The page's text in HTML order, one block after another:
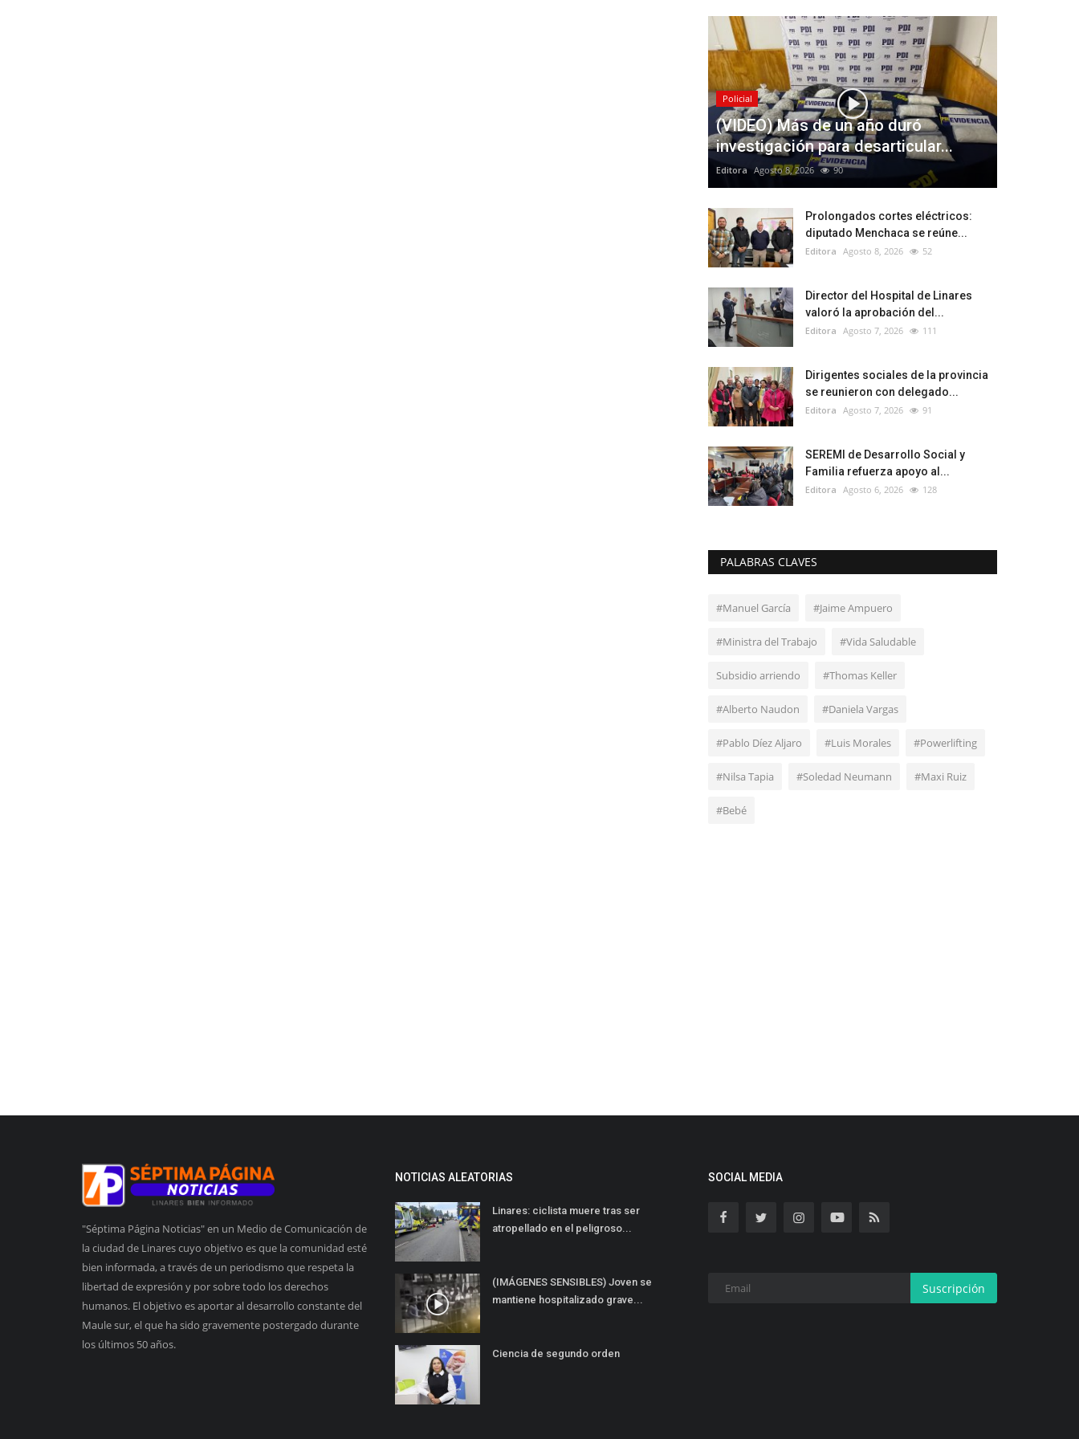
Policial
(VIDEO) Más de un año duró
investigación para desarticular...
Editora Agosto 8, 2026 90
Prolongados cortes eléctricos:
diputado Menchaca se reúne...
Editora Agosto 8, 2026 52
Director del Hospital de Linares
valoró la aprobación del...
Editora Agosto 7, 2026 111
Dirigentes sociales de la provincia
se reunieron con delegado...
Editora Agosto 7, 2026 91
SEREMI de Desarrollo Social y
Familia refuerza apoyo al...
Editora Agosto 6, 2026 128
PALABRAS CLAVES
#Manuel García #Jaime Ampuero
#Ministra del Trabajo #Vida Saludable
Subsidio arriendo #Thomas Keller
#Alberto Naudon #Daniela Vargas
#Pablo Díez Aljaro #Luis Morales #Powerlifting
#Nilsa Tapia #Soledad Neumann #Maxi Ruiz
#Bebé
"Séptima Página Noticias" en un Medio de Comunicación de
la ciudad de Linares cuyo objetivo es que la comunidad esté
bien informada, a través de un periodismo que respeta la
libertad de expresión y por sobre todo los derechos
humanos. El objetivo es aportar al desarrollo constante del
Maule sur, el que ha sido gravemente postergado durante
los últimos 50 años.
NOTICIAS ALEATORIAS
Linares: ciclista muere tras ser
atropellado en el peligroso...
(IMÁGENES SENSIBLES) Joven se
mantiene hospitalizado grave...
Ciencia de segundo orden
SOCIAL MEDIA
Suscripción